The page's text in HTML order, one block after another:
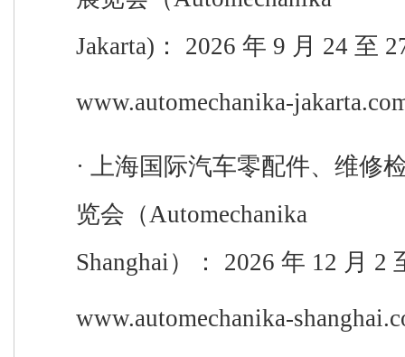
Jakarta) ： 2026 年 9 月 24 至
www.automechanika-
· 上海国际汽车零配件、维修
览会（Automechanika
Shanghai） ： 2026 年 12 月 2
www.automechanika-